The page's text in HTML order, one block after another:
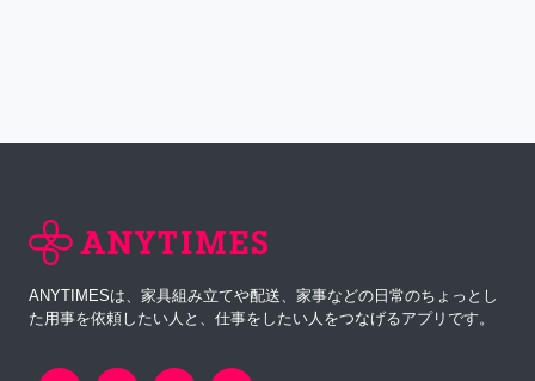
ANYTIMESは、家具組み立てや配送、家事などの日常のちょっとし
た用事を依頼したい人と、仕事をしたい人をつなげるアプリです。